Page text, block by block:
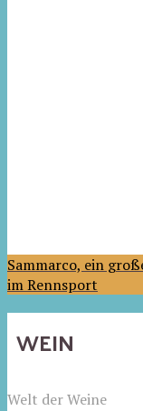
Sammarco, ein
im Rennsport
WEIN
Welt der Weine